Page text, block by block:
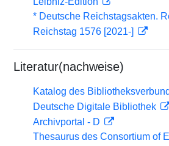
* Deutsche Reichstagsakten.
Reichstag 1576 [2021-]
Literatur(nachweise)
Katalog des
Deutsche Digitale Bibliothek
Archivportal - D
Thesaurus des Consortium of